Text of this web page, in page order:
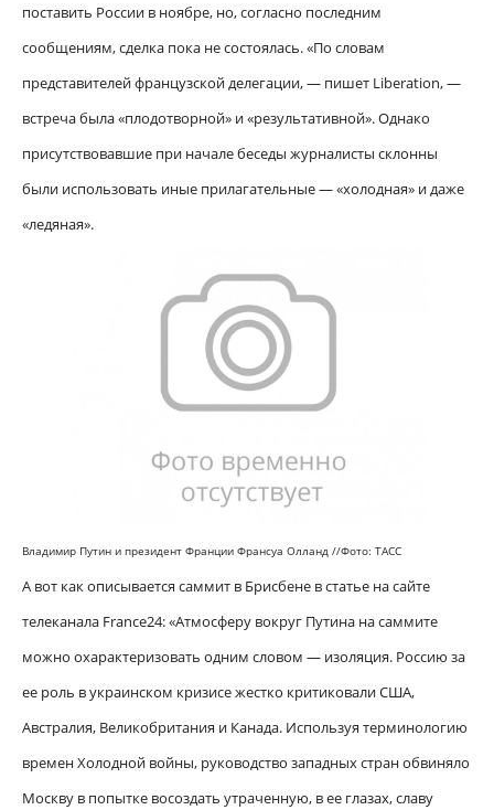
поставить России в ноябре, но, согласно последним
сообщениям, сделка пока не состоялась. «По словам
представителей французской делегации, — пишет Liberation, —
встреча была «плодотворной» и «результативной». Однако
присутствовавшие при начале беседы журналисты склонны
были использовать иные прилагательные — «холодная» и даже
«ледяная».
Владимир Путин и президент Франции Франсуа Олланд //Фото: ТАСС
А вот как описывается саммит в Брисбене в статье на сайте
телеканала France24: «Атмосферу вокруг Путина на саммите
можно охарактеризовать одним словом — изоляция. Россию за
ее роль в украинском кризисе жестко критиковали США,
Австралия, Великобритания и Канада. Используя терминологию
времен Холодной войны, руководство западных стран обвиняло
Москву в попытке восоздать утраченную, в ее глазах, славу